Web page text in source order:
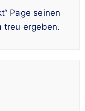
Page seinen
treu ergeben.